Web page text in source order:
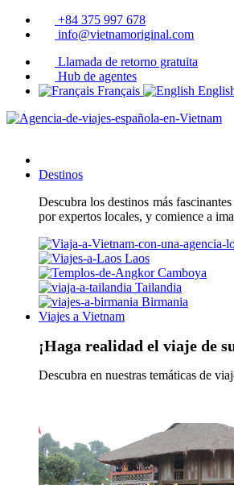
+84 375 997 678
info@vietnamoriginal.com
Llamada de retorno gratuita
Hub de agentes
Français
Destinos
Descubra los destinos más
por expertos locales, y comience a
Laos
Camboya
Tailandia
Birmania
Viajes a Vietnam
¡Haga realidad el viaje de
Descubra en nuestras temáticas de